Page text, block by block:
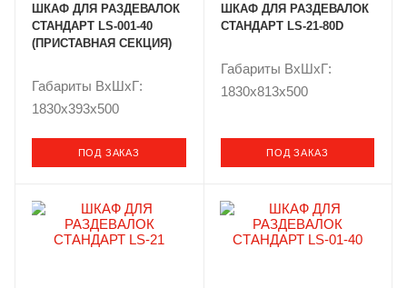
ШКАФ ДЛЯ РАЗДЕВАЛОК
СТАНДАРТ LS-001-40
(ПРИСТАВНАЯ СЕКЦИЯ)
Габариты ВxШxГ:
1830x393x500
ПОД ЗАКАЗ
ШКАФ ДЛЯ РАЗДЕВАЛОК
СТАНДАРТ LS-21-80D
Габариты ВxШxГ:
1830x813x500
ПОД ЗАКАЗ